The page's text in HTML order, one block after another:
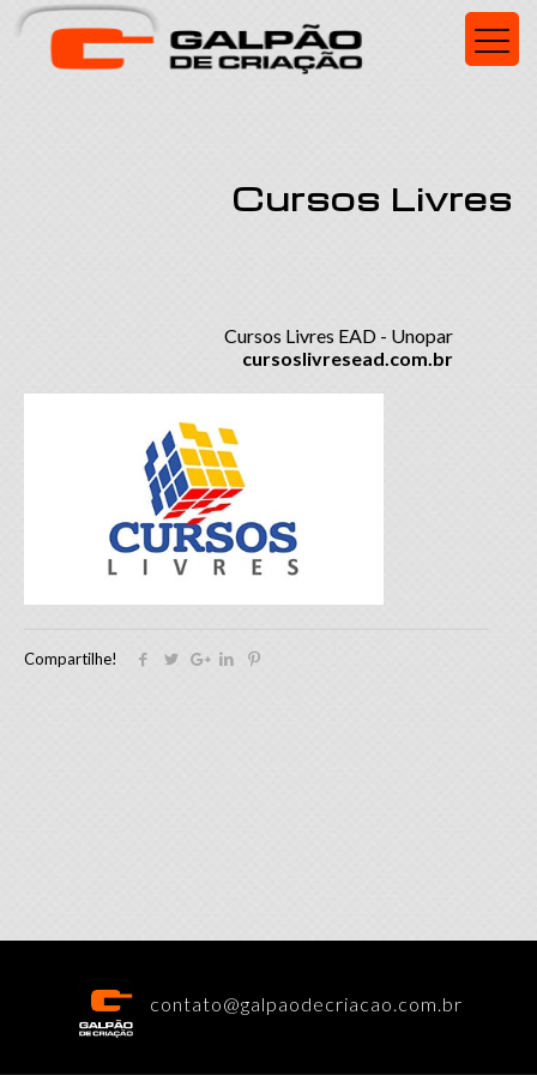
Cursos Livres
Cursos Livres EAD - Unopar
cursoslivresead.com.br
Compartilhe!
contato@galpaodecriacao.com.br